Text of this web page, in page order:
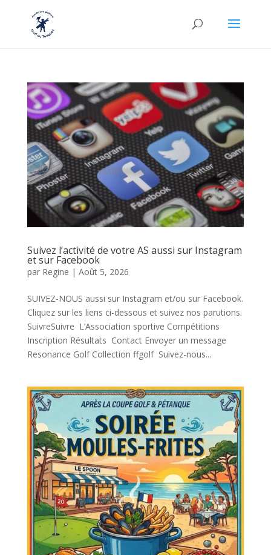
Suivez l’activité de votre AS aussi sur Instagram
et sur Facebook
par Regine | Août 5, 2026
SUIVEZ-NOUS aussi sur Instagram et/ou sur Facebook.
Cliquez sur les liens ci-dessous et suivez nos parutions.
SuivreSuivre L’Association sportive Compétitions
Inscription Résultats Contact Envoyer un message
Resonance Golf Collection ffgolf Suivez-nous...